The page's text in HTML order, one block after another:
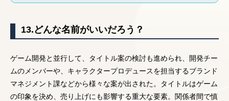
13.どんな名前がいいだろう？
ゲーム開発と並行して、タイトル案の検討も進められ、開発チー
ムのメンバーや、キャラクタープロデュースを担当するブランド
マネジメント課などから様々な案が出された。タイトルはゲーム
の印象を決め、売り上げにも影響する重大な要素。関係者間で慎